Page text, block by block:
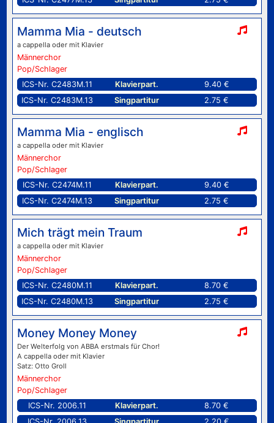
Mamma Mia - deutsch
a cappella oder mit Klavier
Männerchor
Pop/Schlager
ICS-Nr. C2483M.11
Klavierpart.
9.40 €
ICS-Nr. C2483M.13
Singpartitur 2.75 €
Mamma Mia - englisch
a cappella oder mit Klavier
Männerchor
Pop/Schlager
ICS-Nr. C2474M.11
Klavierpart.
9.40 €
ICS-Nr. C2474M.13
Singpartitur 2.75 €
Mich trägt mein Traum
a cappella oder mit Klavier
Männerchor
Pop/Schlager
ICS-Nr. C2480M.11
Klavierpart.
8.70 €
ICS-Nr. C2480M.13
Singpartitur 2.75 €
Money Money Money
Der Welterfolg von ABBA erstmals für Chor!
A cappella oder mit Klavier
Satz: Otto Groll
Männerchor
Pop/Schlager
ICS-Nr. 2006.11
Klavierpart.
8.70 €